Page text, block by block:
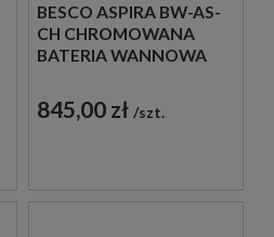
BESCO ASPIRA BW-AS-
CH CHROMOWANA
BATERIA WANNOWA
845,00 zł szt.